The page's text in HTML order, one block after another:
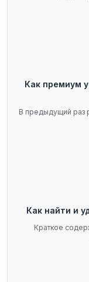
Как премиум
В предыдущий раз
Как найти и
Краткое